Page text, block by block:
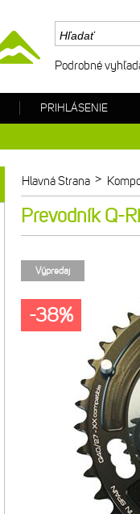
Hlavná Strana >
Prevodník Q-
Výpredaj
-38%
Podrobné
PRIHLÁSENIE